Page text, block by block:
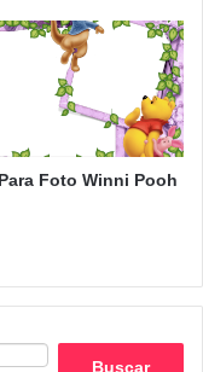
Foto Winni Pooh